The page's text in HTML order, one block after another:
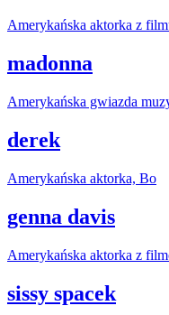
Amerykańska aktorka z
madonna
Amerykańska gwiazda
derek
Amerykańska aktorka, Bo
genna davis
Amerykańska aktorka z
sissy spacek